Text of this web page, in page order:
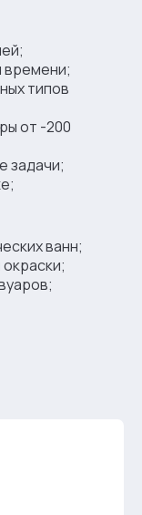
времени;
типов
от -200
задачи;
ванн;